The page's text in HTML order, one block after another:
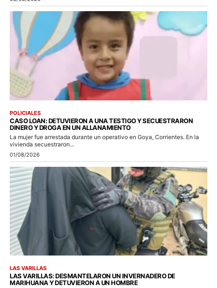
POLICIALES
CASO LOAN: DETUVIERON A UNA TESTIGO Y SECUESTRARON
DINERO Y DROGA EN UN ALLANAMIENTO
La mujer fue arrestada durante un operativo en Goya, Corrientes. En la
vivienda secuestraron...
01/08/2026
LAS VARILLAS
LAS VARILLAS: DESMANTELARON UN INVERNADERO DE
MARIHUANA Y DETUVIERON A UN HOMBRE